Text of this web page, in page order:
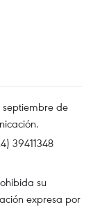
septiembre de
39411348
su
expresa por